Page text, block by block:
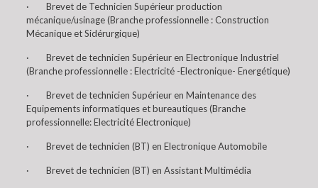
· Brevet de Technicien Supérieur production
mécanique/usinage (Branche professionnelle : Construction
Mécanique et Sidérurgique)
· Brevet de technicien Supérieur en Electronique Industriel
(Branche professionnelle : Electricité -Electronique- Energétique)
· Brevet de technicien Supérieur en Maintenance des
Equipements informatiques et bureautiques (Branche
professionnelle: Electricité Electronique)
· Brevet de technicien (BT) en Electronique Automobile
· Brevet de technicien (BT) en Assistant Multimédia